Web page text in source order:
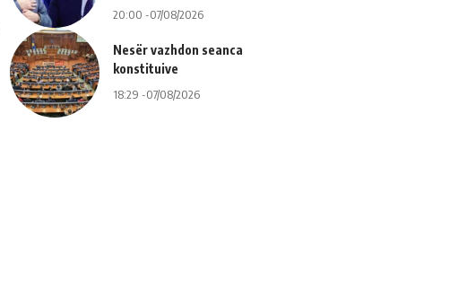
20:00 -07/08/2026
Nesër vazhdon seanca
konstituive
18:29 -07/08/2026